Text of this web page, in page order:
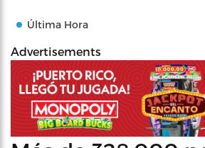
Última Hora
Advertisements